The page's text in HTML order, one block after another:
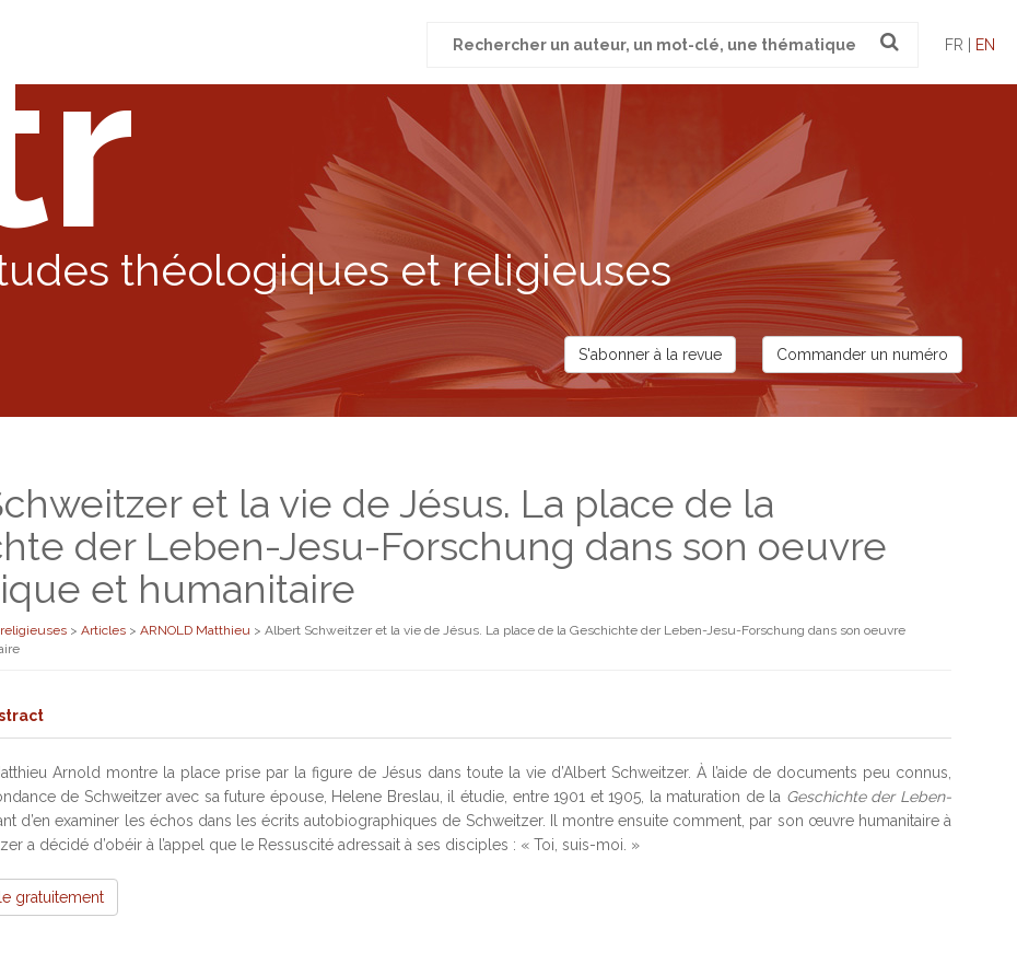
pour
FR | EN
théologiques et religieuses
S'abonner à la revue Commander un numéro
et la vie de Jésus. La place de la
der Leben-Jesu-Forschung dans son oeuvre
et humanitaire
> Articles > ARNOLD Matthieu > Albert Schweitzer et la vie de Jésus. La place de la Geschichte der Leben-Jesu-Forschung dans son oeuvre
Arnold montre la place prise par la figure de Jésus dans toute la vie d’Albert Schweitzer. À l’aide de documents peu connus,
de Schweitzer avec sa future épouse, Helene Breslau, il étudie, entre 1901 et 1905, la maturation de la Geschichte der Leben-
d’en examiner les échos dans les écrits autobiographiques de Schweitzer. Il montre ensuite comment, par son œuvre humanitaire à
a décidé d’obéir à l’appel que le Ressuscité adressait à ses disciples : « Toi, suis-moi. »
gratuitement